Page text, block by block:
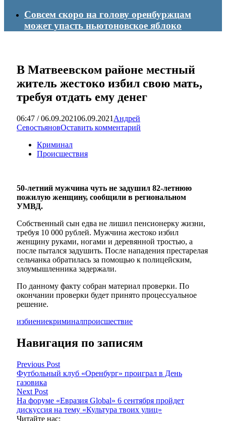
Совсем скоро на голову оренбуржцам
может упасть ньютоновское яблоко
В Матвеевском районе местный
житель жестоко избил свою мать,
требуя отдать ему денег
06:47 / 06.09.202106.09.2021 Андрей
СевостьяновОставить комментарий
Криминал
Происшествия
50-летний мужчина чуть не задушил 82-летнюю
пожилую женщину, сообщили в региональном
УМВД.
Собственный сын едва не лишил пенсионерку жизни,
требуя 10 000 рублей. Мужчина жестоко избил
женщину руками, ногами и деревянной тростью, а
после пытался задушить. После нападения престарелая
сельчанка обратилась за помощью к полицейским,
злоумышленника задержали.
По данному факту собран материал проверки. По
окончании проверки будет принято процессуальное
решение.
избиениекриминалпроисшествие
Навигация по записям
Previous Post
Футбольный клуб «Оренбург» проиграл в День
газовика
Next Post
На форуме «Евразия Global» 6 сентября пройдет
дискуссия на тему «Культура твоих улиц»
Читайте нас: